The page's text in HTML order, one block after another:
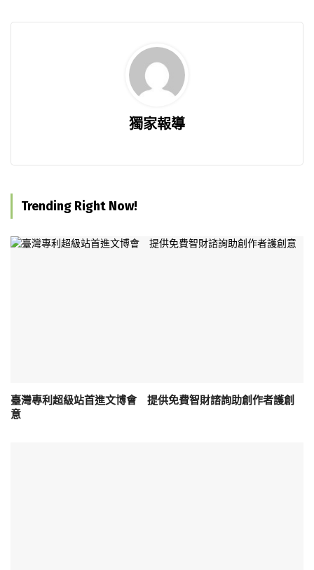
獨家報導
Trending Right Now!
臺灣專利超級站首進文博會 提供免費智財諮詢助創作者護創
意